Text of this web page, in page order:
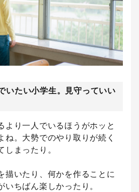
いたい小学生。見守っていい
より一人でいるほうがホッと
ね。大勢でのやり取りが続く
しまったり。
描いたり、何かを作ることに
ちばん楽しかったり。